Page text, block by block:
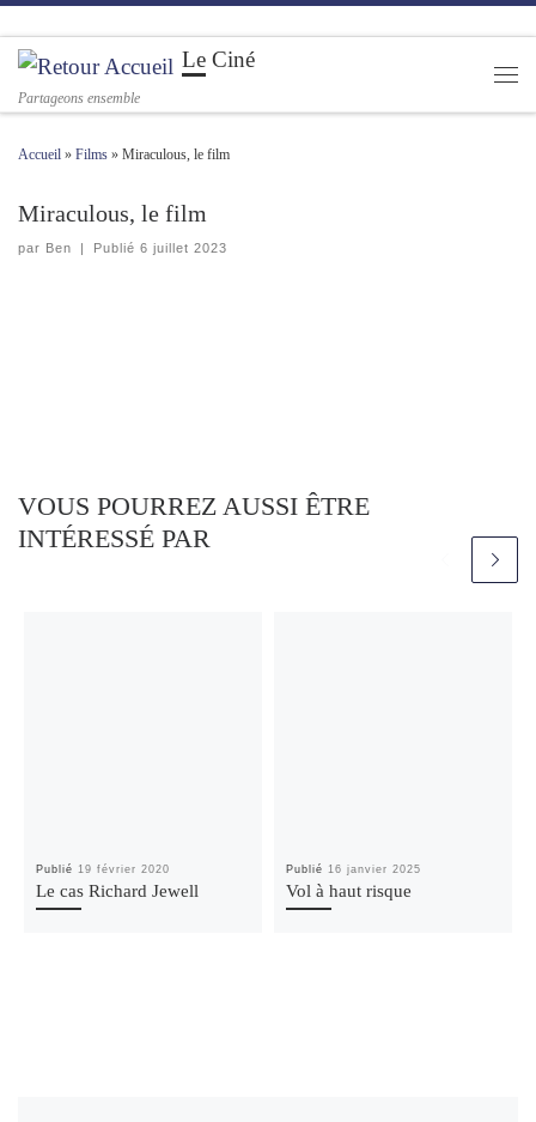
Passer au contenu
Le Ciné
Partageons ensemble
Accueil » Films » Miraculous, le film
Miraculous, le film
par Ben | Publié 6 juillet 2023
VOUS POURREZ AUSSI ÊTRE
INTÉRESSÉ PAR
Publié19 février 2020
Le cas Richard Jewell
Publié16 janvier 2025
Vol à haut risque